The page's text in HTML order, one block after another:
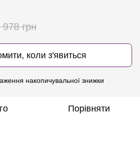
978 грн
коли з'явиться
накопичувальної знижки
Порівняти